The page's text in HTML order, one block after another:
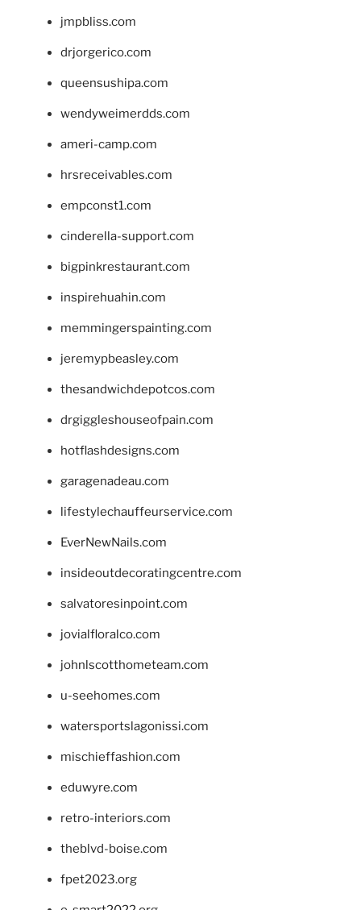
jmpbliss.com
drjorgerico.com
queensushipa.com
wendyweimerdds.com
ameri-camp.com
hrsreceivables.com
empconst1.com
cinderella-support.com
bigpinkrestaurant.com
inspirehuahin.com
memmingerspainting.com
jeremypbeasley.com
thesandwichdepotcos.com
drgiggleshouseofpain.com
hotflashdesigns.com
garagenadeau.com
lifestylechauffeurservice.com
EverNewNails.com
insideoutdecoratingcentre.com
salvatoresinpoint.com
jovialfloralco.com
johnlscotthometeam.com
u-seehomes.com
watersportslagonissi.com
mischieffashion.com
eduwyre.com
retro-interiors.com
theblvd-boise.com
fpet2023.org